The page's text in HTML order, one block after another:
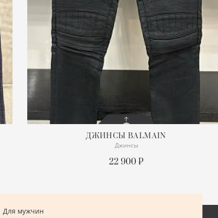
СОСТОЯНИЕ
ДЖИНСЫ BALMAIN
Джинсы
22 900 ₽
Для мужчин